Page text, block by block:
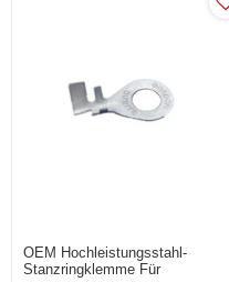
OEM Hochleistungsstahl-
Stanzringklemme Für